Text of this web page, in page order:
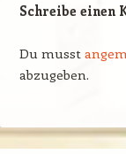
Schreibe einen
Du musst
abzugeben.